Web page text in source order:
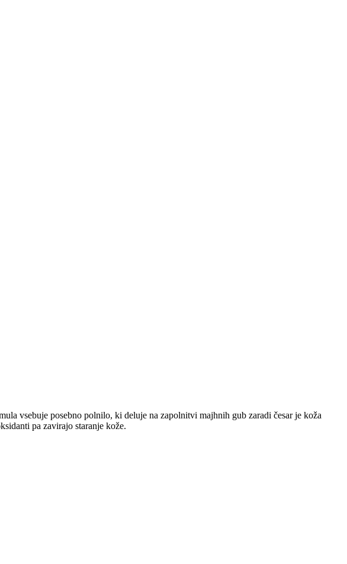
vsebuje posebno polnilo, ki deluje na zapolnitvi majhnih gub zaradi česar je koža
pa zavirajo staranje kože.